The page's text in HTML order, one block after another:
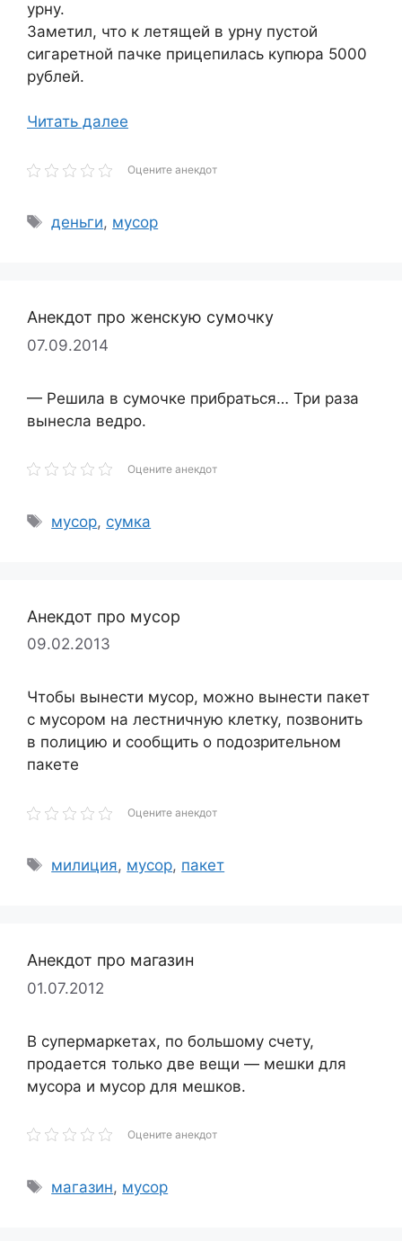
урну.
Заметил, что к летящей в урну пустой
сигаретной пачке прицепилась купюра 5000
рублей.
Читать далее
Оцените анекдот
Метки
деньги, мусор
Анекдот про женскую сумочку
07.09.2014
— Решила в сумочке прибраться… Три раза
вынесла ведро.
Оцените анекдот
Метки
мусор, сумка
Анекдот про мусор
09.02.2013
Чтобы вынести мусор, можно вынести пакет
с мусором на лестничную клетку, позвонить
в полицию и сообщить о подозрительном
пакете
Оцените анекдот
Метки
милиция, мусор, пакет
Анекдот про магазин
01.07.2012
В супермаркетах, по большому счету,
продается только две вещи — мешки для
мусора и мусор для мешков.
Оцените анекдот
Метки
магазин, мусор